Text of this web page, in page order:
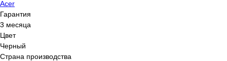
Acer
Гарантия
3 месяца
Цвет
Черный
Страна производства